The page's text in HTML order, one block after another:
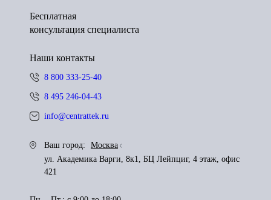
Бесплатная
консультация специалиста
Наши контакты
8 800 333-25-40
8 495 246-04-43
info@centrattek.ru
Ваш город:
Москва
ул. Академика Варги, 8к1, БЦ Лейпциг, 4 этаж, офис
421